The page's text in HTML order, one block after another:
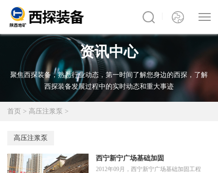
资讯中心
聚焦西探装备，熟悉行业动态，第一时间了解您身边的西探，了解
西探装备发展过程中的实时动态和重大事迹
首页 > 高压注浆泵 >
高压注浆泵
西宁新宁广场基础加固
2012年09月，西宁新宁广场基础加固工程